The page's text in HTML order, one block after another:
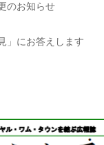
のお知らせ
」にお答えします